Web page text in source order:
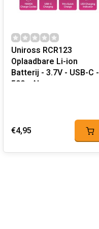
Uniross RCR123
Oplaadbare Li-ion
Batterij - 3.7V - USB-C -
500mAh
€4,95